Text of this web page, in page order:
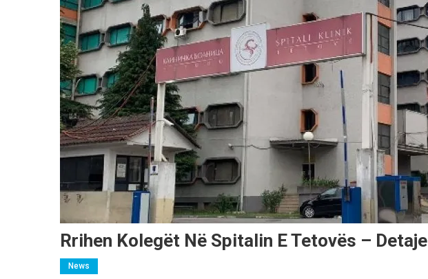
Rrihen Kolegët Në Spitalin E Tetovës – Detaje
News